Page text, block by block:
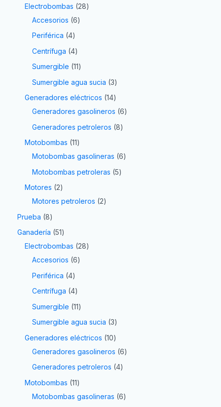
Electrobombas
28
Accesorios 6
Periférica 4
Centrífuga 4
Sumergible 11
Sumergible agua sucia 3
Generadores eléctricos 14
Generadores gasolineros 6
Generadores petroleros 8
Motobombas 11
Motobombas gasolineras 6
Motobombas petroleras 5
Motores
2
Motores petroleros
2
Prueba 8
Ganadería 51
Electrobombas
28
Accesorios 6
Periférica 4
Centrífuga 4
Sumergible 11
Sumergible agua sucia 3
Generadores eléctricos 10
Generadores gasolineros 6
Generadores petroleros 4
Motobombas 11
Motobombas gasolineras 6